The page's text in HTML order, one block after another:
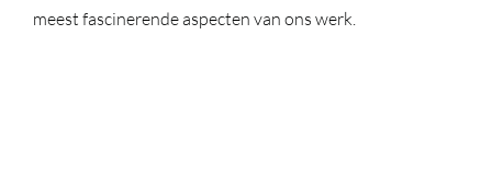
meest fascinerende aspecten van ons werk.